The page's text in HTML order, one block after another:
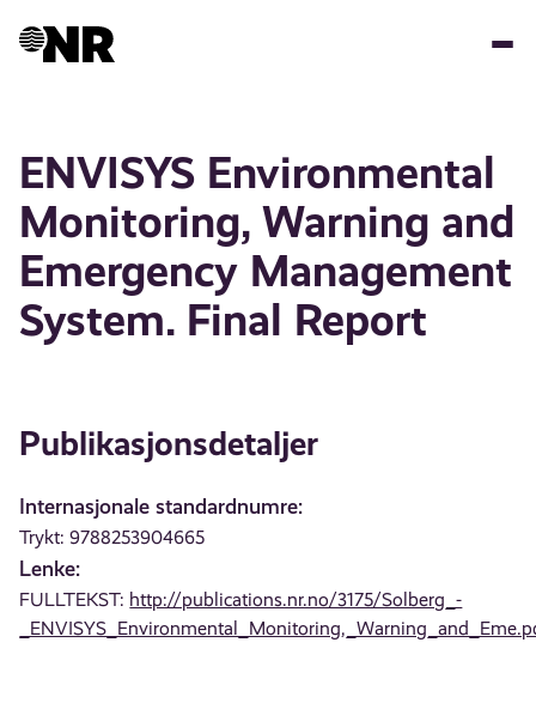
ENVISYS Environmental
Monitoring, Warning and
Emergency Management
System. Final Report
Publikasjonsdetaljer
Internasjonale standardnumre:
Trykt: 9788253904665
Lenke:
FULLTEKST: http://publications.nr.no/3175/Solberg_-